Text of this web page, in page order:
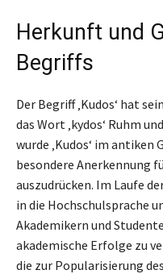
Herkunft und
Begriffs
Der Begriff ‚Kudos‘ hat
das Wort ‚kydos‘ Ruhm
wurde ‚Kudos‘ im antiken
besondere Anerkennung
auszudrücken. Im Laufe
in die Hochschulsprache
Akademikern und
akademische Erfolge zu
die zur Popularisierung